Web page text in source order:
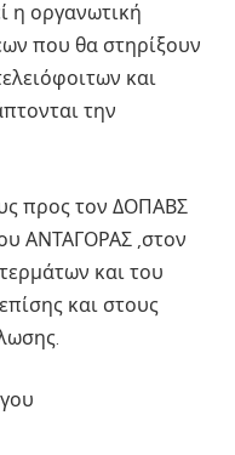
η οργανωτική
που θα στηρίξουν
και
την
προς τον ΔΟΠΑΒΣ
ΑΝΤΑΓΟΡΑΣ ,στον
και του
και στους